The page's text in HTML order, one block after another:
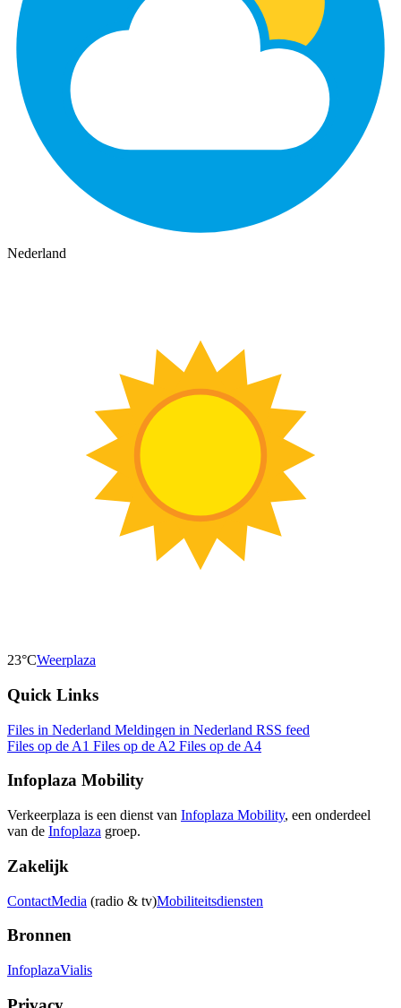
Nederland
23°CWeerplaza
Quick Links
Files in Nederland Meldingen in Nederland RSS feed
Files op de A1 Files op de A2 Files op de A4
Infoplaza Mobility
Verkeerplaza is een dienst van Infoplaza Mobility, een onderdeel
van de Infoplaza groep.
Zakelijk
ContactMedia (radio & tv)Mobiliteitsdiensten
Bronnen
InfoplazaVialis